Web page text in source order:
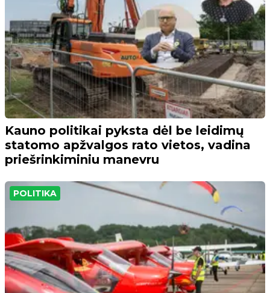
Kauno politikai pyksta dėl be leidimų
statomo apžvalgos rato vietos, vadina
priešrinkiminiu manevru
POLITIKA